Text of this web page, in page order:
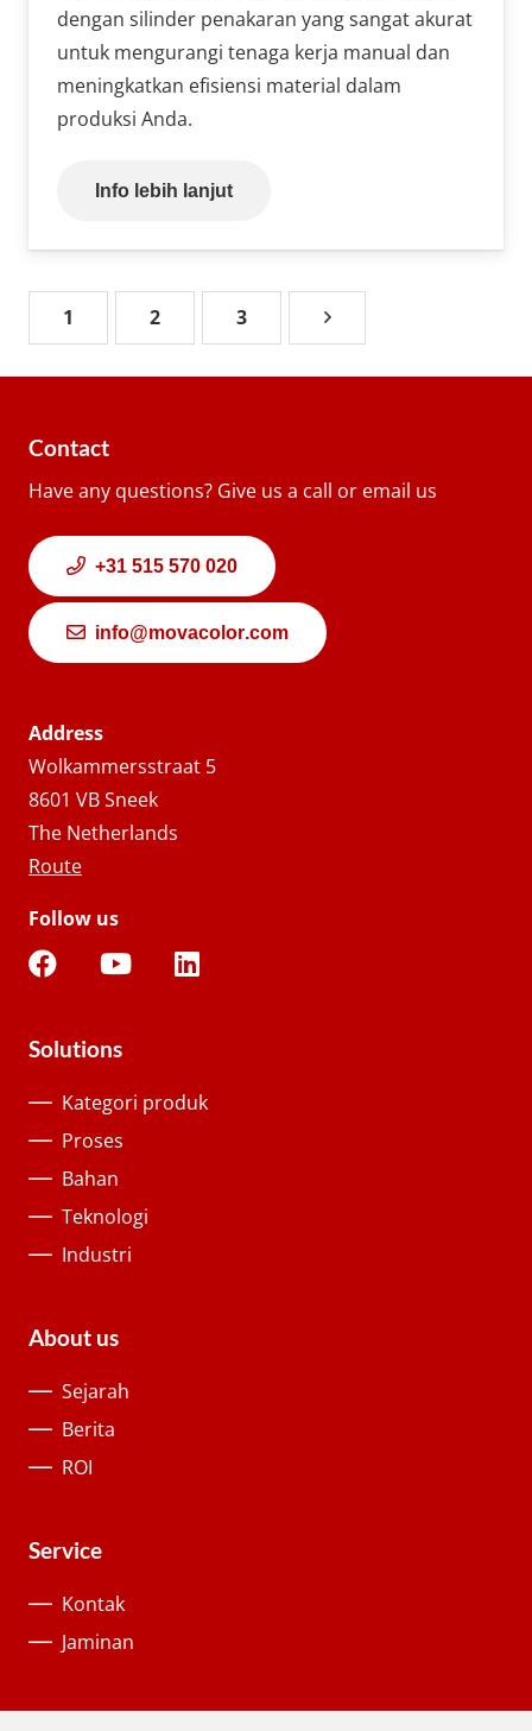
dengan silinder penakaran yang sangat akurat
untuk mengurangi tenaga kerja manual dan
meningkatkan efisiensi material dalam
produksi Anda.
Info lebih lanjut
1 2 3
Contact
Have any questions? Give us a call or email us
+31 515 570 020
info@movacolor.com
Address
Wolkammersstraat 5
8601 VB Sneek
The Netherlands
Route
Follow us
Solutions
Kategori produk
Proses
Bahan
Teknologi
Industri
About us
Sejarah
Berita
ROI
Service
Kontak
Jaminan